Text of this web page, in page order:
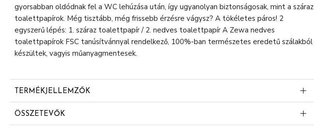
gyorsabban oldódnak fel a WC lehúzása után, így ugyanolyan biztonságosak, mint a száraz
toalettpapírok. Még tisztább, még frissebb érzésre vágysz? A tökéletes páros! 2
egyszerű lépés: 1. száraz toalettpapír / 2. nedves toalettpapír A Zewa nedves
toalettpapírok FSC tanúsítvánnyal rendelkező, 100%-ban természetes eredetű szálakból
készültek, vagyis műanyagmentesek.
TERMÉKJELLEMZŐK
Bőrgyógyászatilag tesztelt
Parfümmentes
ÖSSZETEVŐK